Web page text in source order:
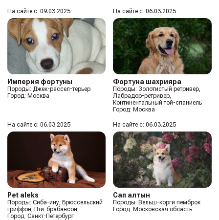
На сайте с: 09.03.2025
Империя фортуны
Породы: Джек-рассел-терьер
Город: Москва
На сайте с: 06.03.2025
Фортуна шахрияра
Породы: Золотистый ретривер,
Лабрадор-ретривер,
Континентальный той-спаниель
Город: Москва
На сайте с: 06.03.2025
Pet aleks
Породы: Сиба-ину, Брюссельский
гриффон, Пти-брабансон
Город: Санкт-Петербург
На сайте с: 06.03.2025
Сап алтын
Породы: Вельш-корги пемброк
Город: Московская область